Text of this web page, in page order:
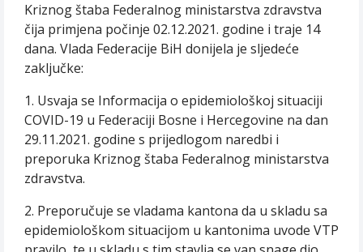
Kriznog štaba Federalnog ministarstva zdravstva
čija primjena počinje 02.12.2021. godine i traje 14
dana. Vlada Federacije BiH donijela je sljedeće
zaključke:
1. Usvaja se Informacija o epidemiološkoj situaciji
COVID-19 u Federaciji Bosne i Hercegovine na dan
29.11.2021. godine s prijedlogom naredbi i
preporuka Kriznog štaba Federalnog ministarstva
zdravstva.
2. Preporučuje se vladama kantona da u skladu sa
epidemiološkom situacijom u kantonima uvode VTP